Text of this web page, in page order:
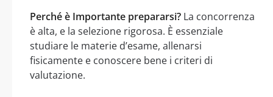
Perché è Importante prepararsi? La concorrenza
è alta, e la selezione rigorosa. È essenziale
studiare le materie d’esame, allenarsi
fisicamente e conoscere bene i criteri di
valutazione.